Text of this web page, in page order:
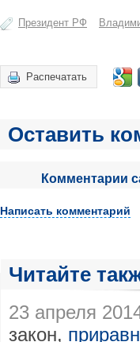
Президент РФ
Распечатать
Оставить
Комментарии
Написать комментарий
Читайте
23 апреля
закон,